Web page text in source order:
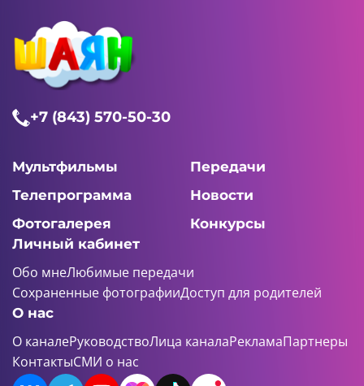
+7 (843) 570-50-30
Мультфильмы
Передачи
Телепрограмма
Новости
Фотогалерея
Конкурсы
Личный кабинет
Обо мнеЛюбимые передачи
Сохраненные фотографииДоступ для родителей
О нас
О каналеРуководствоЛица каналаРекламаПартнеры
КонтактыСМИ о нас